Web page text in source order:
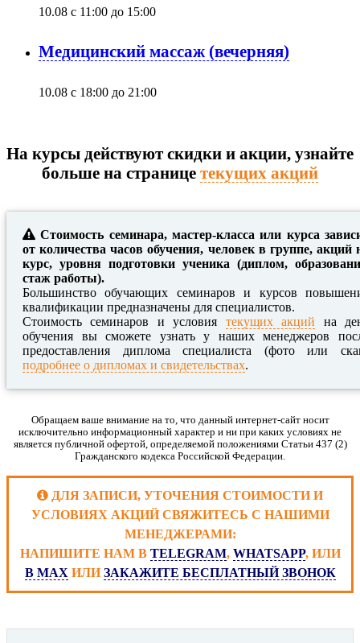
10.08 с 11:00 до 15:00
Медицинский массаж (вечерняя)
10.08 с 18:00 до 21:00
На курсы действуют скидки и акции, узнайте
больше на странице текущих акций
Стоимость семинара, мастер-класса или курса
от количества часов обучения, человек в группе, акций
курс, уровня подготовки ученика (диплом,
стаж работы).
Большинство обучающих семинаров и курсов
квалификации предназначены для специалистов.
Стоимость семинаров и условия текущих акций на
обучения вы сможете узнать у наших менеджеров
предоставления диплома специалиста (фото или
подробнее о дипломах и свидетельствах.
Обращаем ваше внимание на то, что данный интернет-сайт носит
исключительно информационный характер и ни при каких условиях не
является публичной офертой, определяемой положениями Статьи 437 (2)
Гражданского кодекса Российской Федерации.
ДЛЯ ЗАПИСИ, УТОЧЕНИЯ СТОИМОСТИ И
УСЛОВИЯХ АКЦИЙ СВЯЖИТЕСЬ С НАШИМИ
МЕНЕДЖЕРАМИ:
НАПИШИТЕ НАМ В TELEGRAM, WHATSAPP, ИЛИ
В MAX ИЛИЗАКАЖИТЕ БЕСПЛАТНЫЙ ЗВОНОК